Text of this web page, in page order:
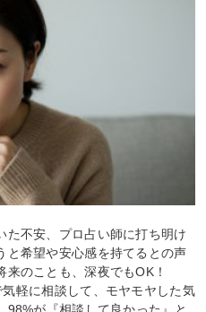
た不安、プロ占い師に打ち明け
と希望や安心感を持てるとの声
のことも、深夜でもOK！
軽に相談して、モヤモヤした気
が『相談して良かった』と